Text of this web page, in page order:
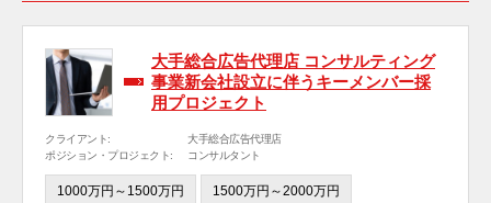
大手総合広告代理店 コンサルティング
事業新会社設立に伴うキーメンバー採
用プロジェクト
クライアント:
大手総合広告代理店
ポジション・プロジェクト:
コンサルタント
1000万円～1500万円 1500万円～2000万円